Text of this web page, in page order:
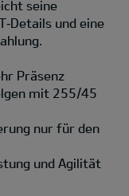
seine
und eine
Präsenz
mit 255/45
nur für den
und Agilität